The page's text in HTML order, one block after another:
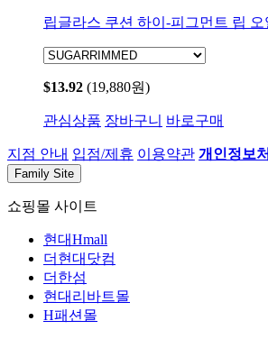
립글라스 쿠션 하이-피그먼트 립
$13.92 (19,880원)
관심상품 장바구니 바로구매
지점 안내 입점/제휴 이용약관 개인정보
Family Site
쇼핑몰 사이트
현대Hmall
더현대닷컴
더한섬
현대리바트몰
H패션몰